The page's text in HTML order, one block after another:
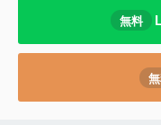
無料